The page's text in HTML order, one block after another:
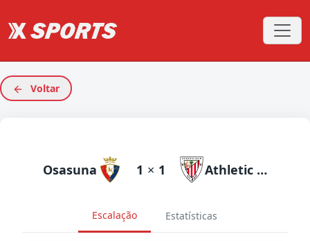
Voltar
Osasuna 1 × 1 Athletic Club
Escalação Estatísticas